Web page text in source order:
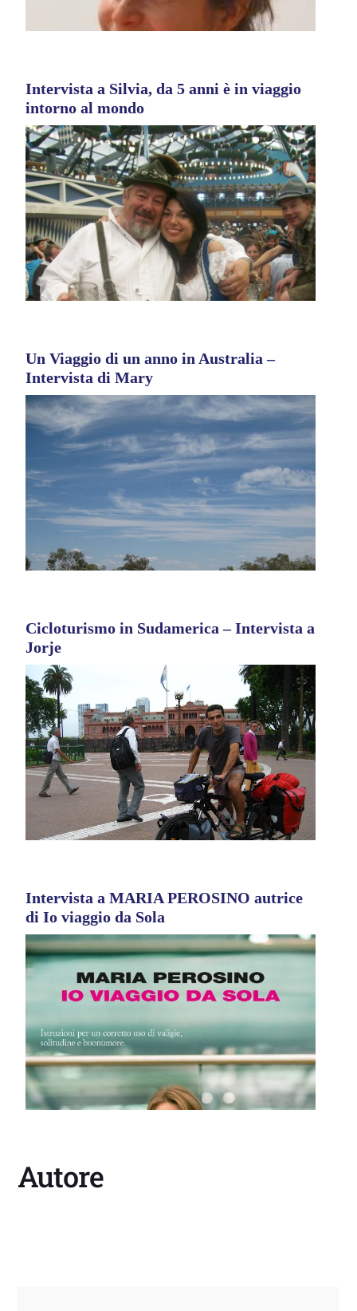
Intervista a Silvia, da 5 anni è in viaggio
intorno al mondo
Un Viaggio di un anno in Australia –
Intervista di Mary
Cicloturismo in Sudamerica – Intervista a
Jorje
Intervista a MARIA PEROSINO autrice
di Io viaggio da Sola
Autore